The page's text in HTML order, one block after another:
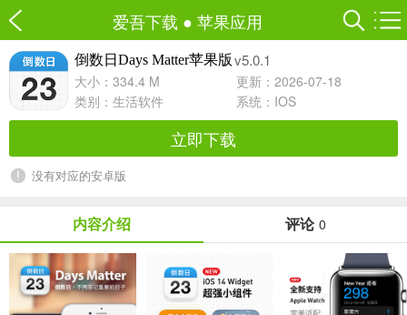
爱吾下载 ● 苹果应用
倒数日Days Matter苹果版 v5.0.1
大小：334.4 M
更新：2026-07-18
类别： 生活软件 系统：IOS
立即下载
没有对应的安卓版
内容介绍 评论 0